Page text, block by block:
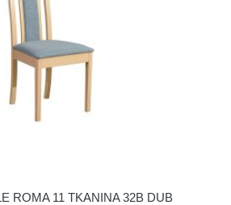
ROMA 11 TKANINA 32B DUB